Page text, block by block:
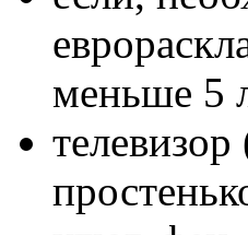
меньше 5